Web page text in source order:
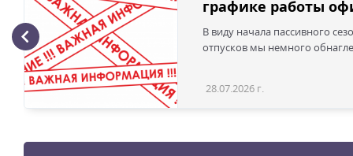
графике работы
В виду начала пассивного
отпусков мы немного
28.07.2026 г.